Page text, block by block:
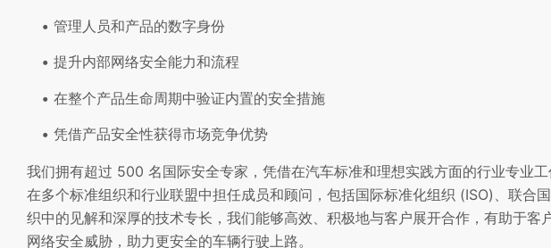
管理人员和产品的数字身份
提升内部网络安全能力和流程
在整个产品生命周期中验证内置的安全措施
凭借产品安全性获得市场竞争优势
我们拥有超过 500 名国际安全专家，凭借在汽车标准和理想实践方面的行业专业
在多个标准组织和行业联盟中担任成员和顾问，包括国际标准化组织 (ISO)、联合
织中的见解和深厚的技术专长，我们能够高效、积极地与客户展开合作，有助于客
网络安全威胁，助力更安全的车辆行驶上路。